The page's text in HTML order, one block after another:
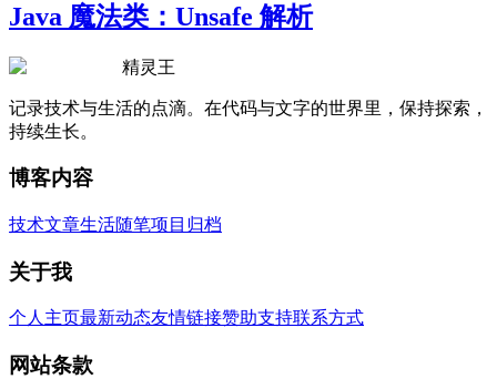
Java 魔法类：Unsafe 解析
精灵王
记录技术与生活的点滴。在代码与文字的世界里，保持探索，
持续生长。
博客内容
技术文章生活随笔项目归档
关于我
个人主页最新动态友情链接赞助支持联系方式
网站条款